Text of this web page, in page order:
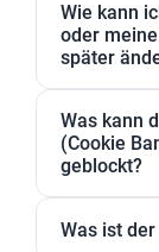
nicht
Wie kann
oder
später
ändern.
jederzeit
Was kann
(Cookie
geblockt?
JavaScript-
Was ist